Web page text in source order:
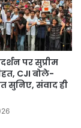
पर सुप्रीम
CJI बोले-
सुनिए, संवाद ही